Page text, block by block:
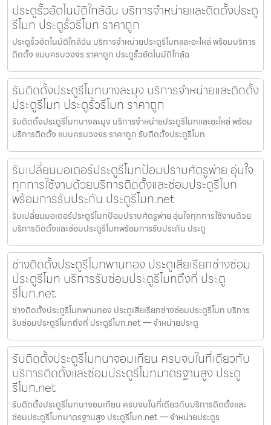
ประตูรั้วอัตโนมัติใกล้ฉัน บริการจำหน่ายและติดตั้งประตู
รีโมท ประตูรั้วรีโมท ราคาถูก
ประตูรั้วอัตโนมัติใกล้ฉัน บริการจำหน่ายประตูรีโมทและอะไหล่ พร้อมบริการ
ติดตั้ง แบบครบวงจร ราคาถูก ประตูรั้วอัตโนมัติใกล้ฉ
รับติดตั้งประตูรีโมทบางละมุง บริการจำหน่ายและติดตั้ง
ประตูรีโมท ประตูรั้วรีโมท ราคาถูก
รับติดตั้งประตูรีโมทบางละมุง บริการจำหน่ายประตูรีโมทและอะไหล่ พร้อม
บริการติดตั้ง แบบครบวงจร ราคาถูก รับติดตั้งประตูรีโมท
รับเปลี่ยนมอเตอร์ประตูรีโมทป้อมปราบศัตรูพ่าย อุ่นใจ
ทุกการใช้งานด้วยบริการติดตั้งและซ่อมประตูรีโมท
พร้อมการรับประกัน ประตูรีโมท.net
รับเปลี่ยนมอเตอร์ประตูรีโมทป้อมปราบศัตรูพ่าย อุ่นใจทุกการใช้งานด้วย
บริการติดตั้งและซ่อมประตูรีโมทพร้อมการรับประกัน ประตู
ช่างติดตั้งประตูรีโมทพานทอง ประตูเสียเรียกช่างซ่อม
ประตูรีโมท บริการรับซ่อมประตูรีโมทถึงที่ ประตู
รีโมท.net
ช่างติดตั้งประตูรีโมทพานทอง ประตูเสียเรียกช่างซ่อมประตูรีโมท บริการ
รับซ่อมประตูรีโมทถึงที่ ประตูรีโมท.net — จำหน่ายประตู
รับติดตั้งประตูรีโมทนาจอมเทียน ครบจบในที่เดียวกับ
บริการติดตั้งและซ่อมประตูรีโมทมาตรฐานสูง ประตู
รีโมท.net
รับติดตั้งประตูรีโมทนาจอมเทียน ครบจบในที่เดียวกับบริการติดตั้งและ
ซ่อมประตูรีโมทมาตรฐานสูง ประตูรีโมท.net — จำหน่ายประตูร